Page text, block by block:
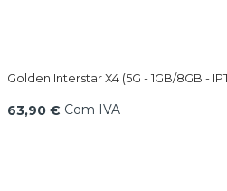
Golden Interstar X4 (5G - 1GB/8GB -
63,90 € Com IVA